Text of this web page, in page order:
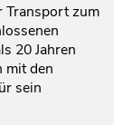
Transport zum
20 Jahren
mit den
sein